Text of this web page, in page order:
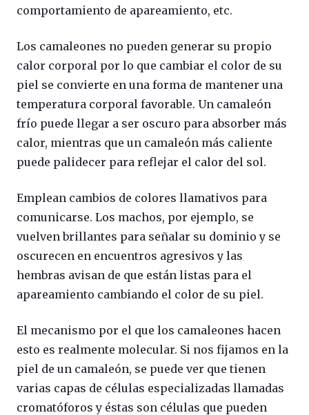
comportamiento de apareamiento, etc.
Los camaleones no pueden generar su propio
calor corporal por lo que cambiar el color de su
piel se convierte en una forma de mantener una
temperatura corporal favorable. Un camaleón
frío puede llegar a ser oscuro para absorber más
calor, mientras que un camaleón más caliente
puede palidecer para reflejar el calor del sol.
Emplean cambios de colores llamativos para
comunicarse. Los machos, por ejemplo, se
vuelven brillantes para señalar su dominio y se
oscurecen en encuentros agresivos y las
hembras avisan de que están listas para el
apareamiento cambiando el color de su piel.
El mecanismo por el que los camaleones hacen
esto es realmente molecular. Si nos fijamos en la
piel de un camaleón, se puede ver que tienen
varias capas de células especializadas llamadas
cromatóforos y éstas son células que pueden